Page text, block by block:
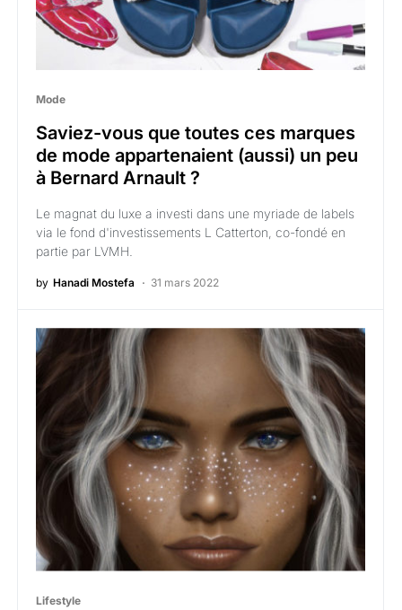
Mode
Saviez-vous que toutes ces marques
de mode appartenaient (aussi) un peu
à Bernard Arnault ?
Le magnat du luxe a investi dans une myriade de labels
via le fond d'investissements L Catterton, co-fondé en
partie par LVMH.
by Hanadi Mostefa 31 mars 2022
Lifestyle